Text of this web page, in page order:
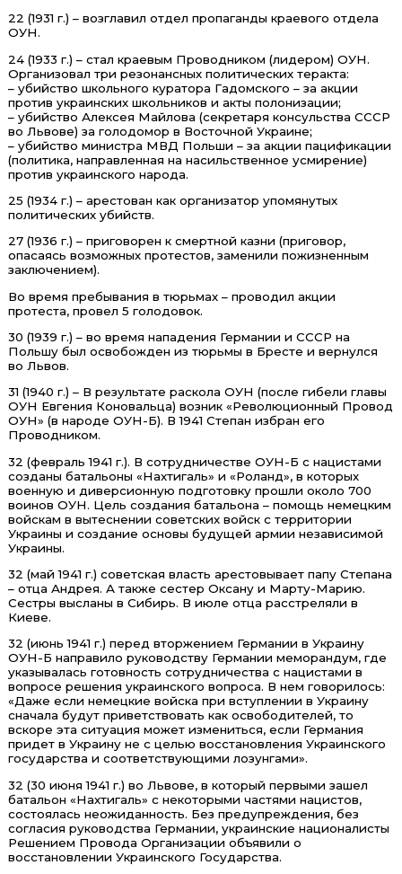
22 (1931 г.) – возглавил отдел пропаганды краевого отдела
ОУН.
24 (1933 г.) – стал краевым Проводником (лидером) ОУН.
Организовал три резонансных политических теракта:
– убийство школьного куратора Гадомского – за акции
против украинских школьников и акты полонизации;
– убийство Алексея Майлова (секретаря консульства СССР
во Львове) за голодомор в Восточной Украине;
– убийство министра МВД Польши – за акции пацификации
(политика, направленная на насильственное усмирение)
против украинского народа.
25 (1934 г.) – арестован как организатор упомянутых
политических убийств.
27 (1936 г.) – приговорен к смертной казни (приговор,
опасаясь возможных протестов, заменили пожизненным
заключением).
Во время пребывания в тюрьмах – проводил акции
протеста, провел 5 голодовок.
30 (1939 г.) – во время нападения Германии и СССР на
Польшу был освобожден из тюрьмы в Бресте и вернулся
во Львов.
31 (1940 г.) – В результате раскола ОУН (после гибели главы
ОУН Евгения Коновальца) возник «Революционный Провод
ОУН» (в народе ОУН-Б). В 1941 Степан избран его
Проводником.
32 (февраль 1941 г.). В сотрудничестве ОУН-Б с нацистами
созданы батальоны «Нахтигаль» и «Роланд», в которых
военную и диверсионную подготовку прошли около 700
воинов ОУН. Цель создания батальона – помощь немецким
войскам в вытеснении советских войск с территории
Украины и создание основы будущей армии независимой
Украины.
32 (май 1941 г.) советская власть арестовывает папу Степана
– отца Андрея. А также сестер Оксану и Марту-Марию.
Сестры высланы в Сибирь. В июле отца расстреляли в
Киеве.
32 (июнь 1941 г.) перед вторжением Германии в Украину
ОУН-Б направило руководству Германии меморандум, где
указывалась готовность сотрудничества с нацистами в
вопросе решения украинского вопроса. В нем говорилось:
«Даже если немецкие войска при вступлении в Украину
сначала будут приветствовать как освободителей, то
вскоре эта ситуация может измениться, если Германия
придет в Украину не с целью восстановления Украинского
государства и соответствующими лозунгами».
32 (30 июня 1941 г.) во Львове, в который первыми зашел
батальон «Нахтигаль» с некоторыми частями нацистов,
состоялась неожиданность. Без предупреждения, без
согласия руководства Германии, украинские националисты
Решением Провода Организации объявили о
восстановлении Украинского Государства.